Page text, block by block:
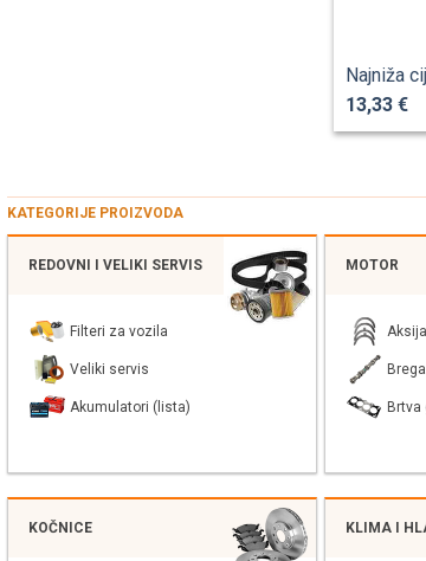
Najniža
13,33 €
KATEGORIJE PROIZVODA
REDOVNI I VELIKI SERVIS
Filteri za vozila
Veliki servis
Akumulatori (lista)
MOTOR
Brtva
KOČNICE KLIMA I